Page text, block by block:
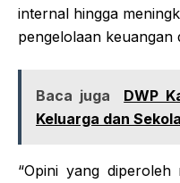
internal hingga
pengelolaan keuangan
Baca juga
DWP
Keluarga dan
“Opini yang